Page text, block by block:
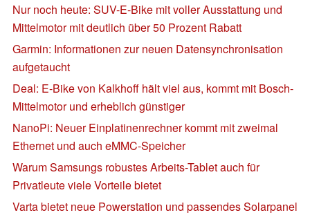
Nur noch heute: SUV-E-Bike mit voller Ausstattung und
Mittelmotor mit deutlich über 50 Prozent Rabatt
Garmin: Informationen zur neuen Datensynchronisation
aufgetaucht
Deal: E-Bike von Kalkhoff hält viel aus, kommt mit Bosch-
Mittelmotor und erheblich günstiger
NanoPi: Neuer Einplatinenrechner kommt mit zweimal
Ethernet und auch eMMC-Speicher
Warum Samsungs robustes Arbeits-Tablet auch für
Privatleute viele Vorteile bietet
Varta bietet neue Powerstation und passendes Solarpanel